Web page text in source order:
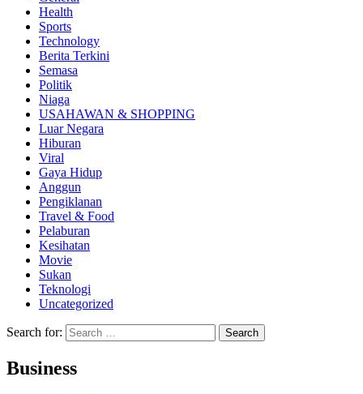
Health
Sports
Technology
Berita Terkini
Semasa
Politik
Niaga
USAHAWAN & SHOPPING
Luar Negara
Hiburan
Viral
Gaya Hidup
Anggun
Pengiklanan
Travel & Food
Pelaburan
Kesihatan
Movie
Sukan
Teknologi
Uncategorized
Search for:
Business